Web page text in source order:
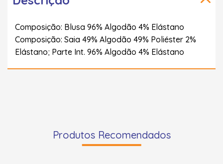
Composição: Blusa 96% Algodão 4% Elástano
Composição: Saia 49% Algodão 49% Poliéster 2%
Elástano; Parte Int. 96% Algodão 4% Elástano
Produtos Recomendados